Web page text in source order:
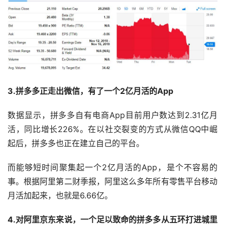
3.拼多多正走出微信，有了一个2亿月活的App
数据显示，拼多多自有电商App目前用户数达到2.31亿月
活，同比增长226%。在以社交裂变的方式从微信QQ中崛
起后，拼多多也正在建立自己的平台。
而能够短时间聚集起一个2亿月活的App，是个不容易的
事。根据阿里第二财季报，阿里这么多年所有零售平台移动
月活加起来，也就是6.66亿。
4.对阿里京东来说，一个足以致命的拼多多从五环打进城里